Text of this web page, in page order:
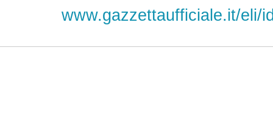
www.gazzettaufficiale.it/eli/